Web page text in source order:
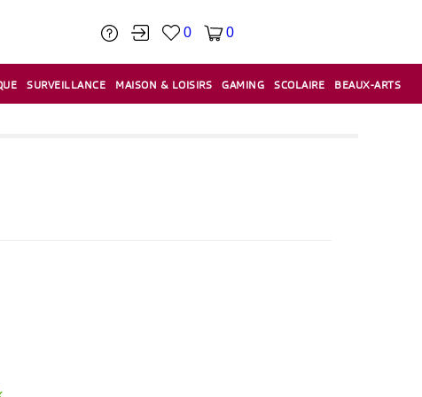
0 0
SURVEILLANCE MAISON & LOISIRS GAMING SCOLAIRE BEAUX-ARTS